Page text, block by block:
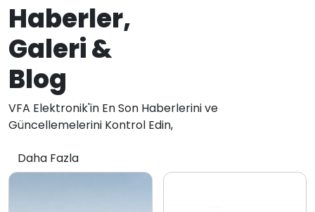
Haberler,
Galeri &
Blog
VFA Elektronik'in En Son Haberlerini ve
Güncellemelerini Kontrol Edin,
Daha Fazla